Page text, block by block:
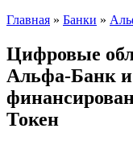
Главная » Банки »
Цифровые
Альфа-Банк
Токен